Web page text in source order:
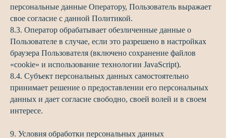
персональные данные Оператору, Пользователь выражает
свое согласие с данной Политикой.
8.3. Оператор обрабатывает обезличенные данные о
Пользователе в случае, если это разрешено в настройках
браузера Пользователя (включено сохранение файлов
«cookie» и использование технологии JavaScript).
8.4. Субъект персональных данных самостоятельно
принимает решение о предоставлении его персональных
данных и дает согласие свободно, своей волей и в своем
интересе.
9. Условия обработки персональных данных